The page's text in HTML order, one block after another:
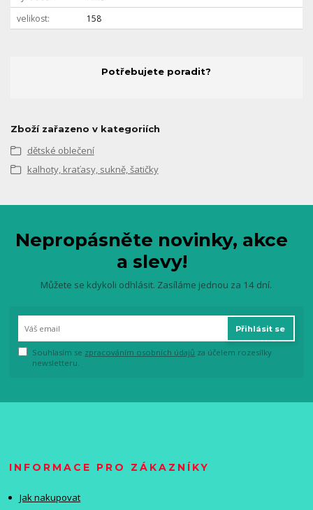
velikost
158
Potřebujete poradit?
Zboží zařazeno v kategoriích
dětské oblečení
kalhoty, kraťasy, sukně, šatičky
Nepropásněte novinky, akce
a slevy!
Můžete se kdykoli odhlásit. Zasíláme jednou za 14 dní.
Přihlásit se
Souhlasím se zpracováním osobních údajů za účelem rozesílky
newsletteru.
INFORMACE PRO ZÁKAZNÍKY
Jak nakupovat